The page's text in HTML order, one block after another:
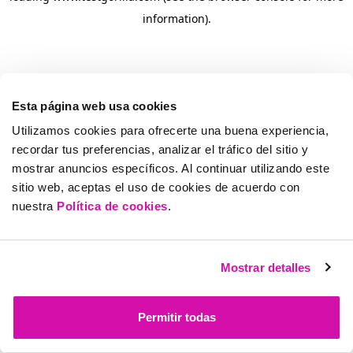
Esta página web usa cookies
Utilizamos cookies para ofrecerte una buena experiencia,
recordar tus preferencias, analizar el tráfico del sitio y
mostrar anuncios específicos. Al continuar utilizando este
sitio web, aceptas el uso de cookies de acuerdo con
nuestra Política de cookies.
Mostrar detalles
Permitir todas
information).